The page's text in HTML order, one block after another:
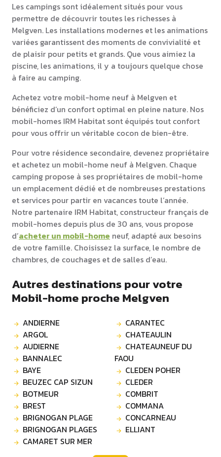
Les campings sont idéalement situés pour vous
permettre de découvrir toutes les richesses à
Melgven. Les installations modernes et les animations
variées garantissent des moments de convivialité et
de plaisir pour petits et grands. Que vous aimiez la
piscine, les animations, il y a toujours quelque chose
à faire au camping.
Achetez votre mobil-home neuf à Melgven et
bénéficiez d’un confort optimal en pleine nature. Nos
mobil-homes IRM Habitat sont équipés tout confort
pour vous offrir un véritable cocon de bien-être.
Pour votre résidence secondaire, devenez propriétaire
et achetez un mobil-home neuf à Melgven. Chaque
camping propose à ses propriétaires de mobil-home
un emplacement dédié et de nombreuses prestations
et services pour partir en vacances toute l’année.
Notre partenaire IRM Habitat, constructeur français de
mobil-homes depuis plus de 30 ans, vous propose
d’acheter un mobil-home neuf, adapté aux besoins
de votre famille. Choisissez la surface, le nombre de
chambres, de couchages et de salles d’eau.
Autres destinations pour votre
Mobil-home proche Melgven
ANDIERNE
ARGOL
AUDIERNE
BANNALEC
BAYE
BEUZEC CAP SIZUN
BOTMEUR
BREST
BRIGNOGAN PLAGE
BRIGNOGAN PLAGES
CAMARET SUR MER
CARANTEC
CHATEAULIN
CHATEAUNEUF DU
FAOU
CLEDEN POHER
CLEDER
COMBRIT
COMMANA
CONCARNEAU
ELLIANT